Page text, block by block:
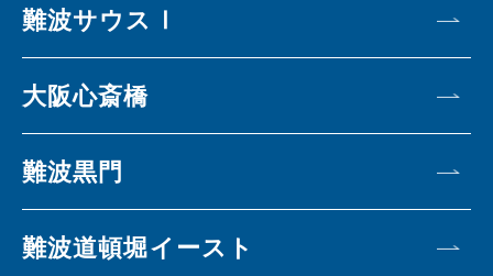
難波サウスⅠ
大阪心斎橋
難波黒門
難波道頓堀イースト